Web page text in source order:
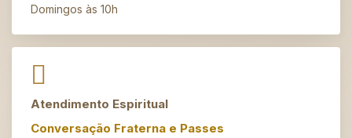
Domingos às 10h
Atendimento Espiritual
Conversação Fraterna e Passes